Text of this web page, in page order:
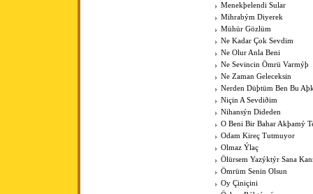
Menekþelendi Sular
Mihrabým Diyerek
Mühür Gözlüm
Ne Kadar Çok Sevdim
Ne Olur Anla Beni
Ne Sevincin Ömrü Varmýþ
Ne Zaman Geleceksin
Nerden Düþtüm Ben Bu
Niçin A Sevdiðim
Nihansýn Dideden
O Beni Bir Bahar Akþamý
Odam Kireç Tutmuyor
Olmaz Ýlaç
Ölürsem Yazýktýr Sana
Ömrüm Senin Olsun
Oy Çiniçini